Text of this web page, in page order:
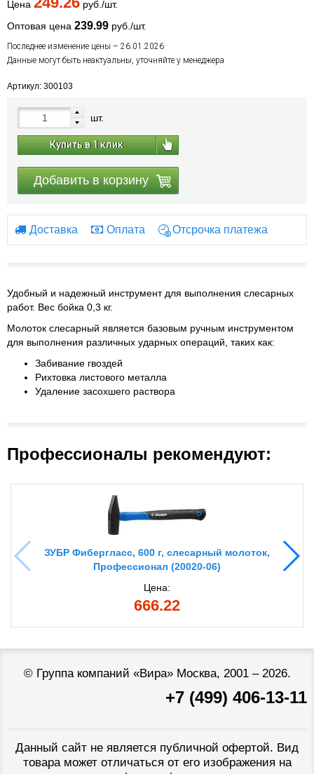
Цена
руб./шт.
Оптовая цена 239.99 руб./шт.
Последнее изменение цены – 26.01.2026
Данные могут быть неактуальны, уточняйте у менеджера
Артикул: 300103
шт.
Купить в 1 клик
Добавить в корзину
Доставка Оплата Отсрочка платежа
Удобный и надежный инструмент для выполнения слесарных
работ. Вес бойка 0,3 кг.
Молоток слесарный является базовым ручным инструментом
для выполнения различных ударных операций, таких как:
Забивание гвоздей
Рихтовка листового металла
Удаление засохшего раствора
Профессионалы рекомендуют:
ЗУБР Фибергласс, 600 г, слесарный молоток,
Профессионал (20020-06)
Цена:
666.22
© Группа компаний «Вира»Москва, 2001 – 2026.
+7 (499) 406-13-11
Данный сайт не является публичной офертой. Вид
товара может отличаться от его изображения на